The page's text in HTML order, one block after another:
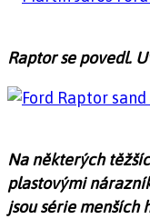
Raptor se povedl.
Na některých
plastovými
jsou série menších